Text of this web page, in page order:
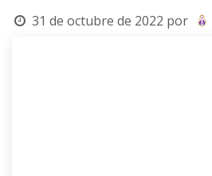
31 de octubre de 2022 por